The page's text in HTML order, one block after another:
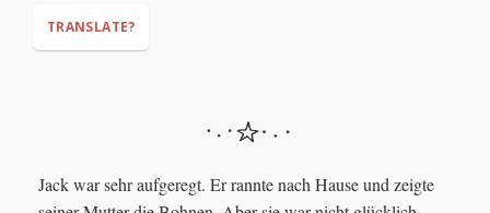
TRANSLATE?
"Okay," "You’ve got a deal. Give me the beans!"
Jack war sehr aufgeregt. Er rannte nach Hause und zeigte